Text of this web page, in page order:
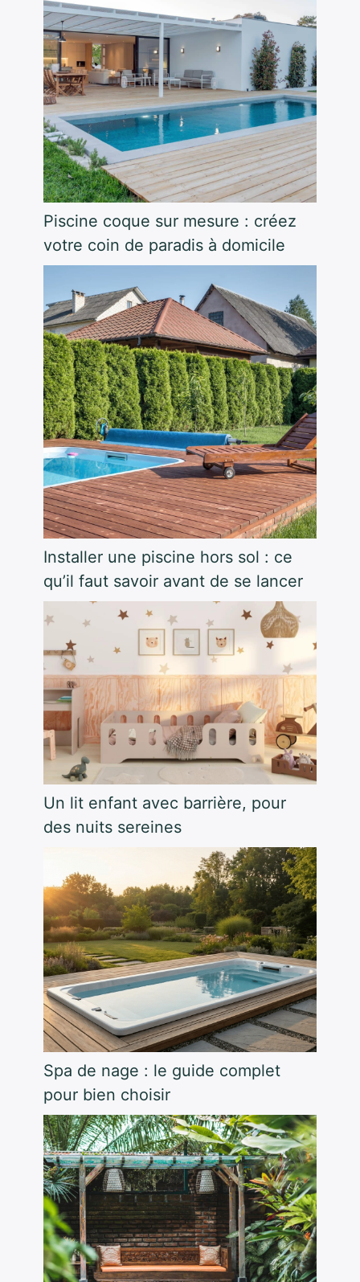
Piscine coque sur mesure : créez
votre coin de paradis à domicile
Installer une piscine hors sol : ce
qu’il faut savoir avant de se lancer
Un lit enfant avec barrière, pour
des nuits sereines
Spa de nage : le guide complet
pour bien choisir